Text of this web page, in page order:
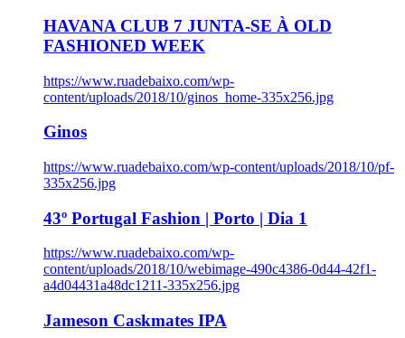
HAVANA CLUB 7 JUNTA-SE À OLD
FASHIONED WEEK
https://www.ruadebaixo.com/wp-
content/uploads/2018/10/ginos_home-335x256.jpg
Ginos
https://www.ruadebaixo.com/wp-content/uploads/2018/10/pf-
335x256.jpg
43º Portugal Fashion | Porto | Dia 1
https://www.ruadebaixo.com/wp-
content/uploads/2018/10/webimage-490c4386-0d44-42f1-
a4d04431a48dc1211-335x256.jpg
Jameson Caskmates IPA